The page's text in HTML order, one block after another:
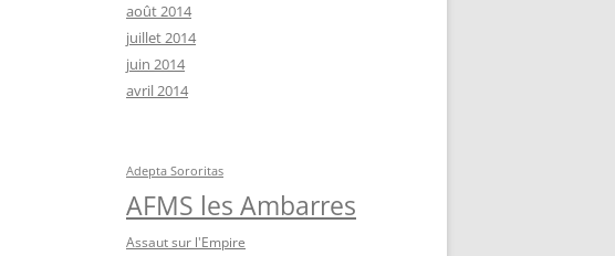
août 2014
juillet 2014
juin 2014
avril 2014
Adepta Sororitas
AFMS les Ambarres
Assaut sur l'Empire